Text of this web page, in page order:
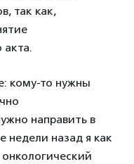
так как,
акта.
кому-то нужны
направить в
недели назад я как